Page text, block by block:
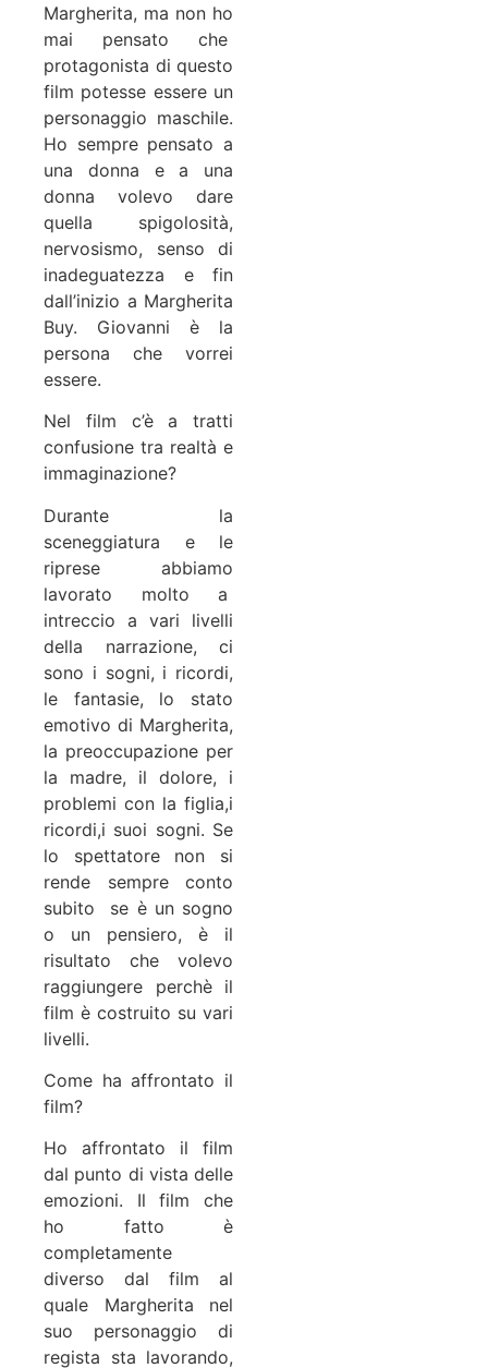
Margherita, ma non ho
mai pensato che
protagonista di questo
film potesse essere un
personaggio maschile.
Ho sempre pensato a
una donna e a una
donna volevo dare
quella spigolosità,
nervosismo, senso di
inadeguatezza e fin
dall’inizio a Margherita
Buy. Giovanni è la
persona che vorrei
essere.
Nel film c’è a tratti
confusione tra realtà e
immaginazione?
Durante la
sceneggiatura e le
riprese abbiamo
lavorato molto a
intreccio a vari livelli
della narrazione, ci
sono i sogni, i ricordi,
le fantasie, lo stato
emotivo di Margherita,
la preoccupazione per
la madre, il dolore, i
problemi con la figlia,i
ricordi,i suoi sogni. Se
lo spettatore non si
rende sempre conto
subito se è un sogno
o un pensiero, è il
risultato che volevo
raggiungere perchè il
film è costruito su vari
livelli.
Come ha affrontato il
film?
Ho affrontato il film
dal punto di vista delle
emozioni. Il film che
ho fatto è
completamente
diverso dal film al
quale Margherita nel
suo personaggio di
regista sta lavorando,